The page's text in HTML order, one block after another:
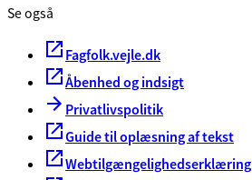
Se også
Fagfolk.vejle.dk
Åbenhed og indsigt
Privatlivspolitik
Guide til oplæsning af tekst
Webtilgængelighedserklæring